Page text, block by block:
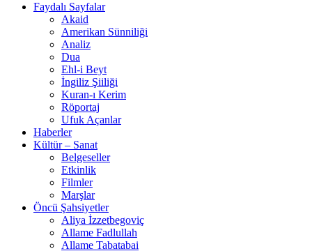
Faydalı Sayfalar
Akaid
Amerikan Sünniliği
Analiz
Dua
Ehl-i Beyt
İngiliz Şiiliği
Kuran-ı Kerim
Röportaj
Ufuk Açanlar
Haberler
Kültür – Sanat
Belgeseller
Etkinlik
Filmler
Marşlar
Öncü Şahsiyetler
Aliya İzzetbegoviç
Allame Fadlullah
Allame Tabatabai